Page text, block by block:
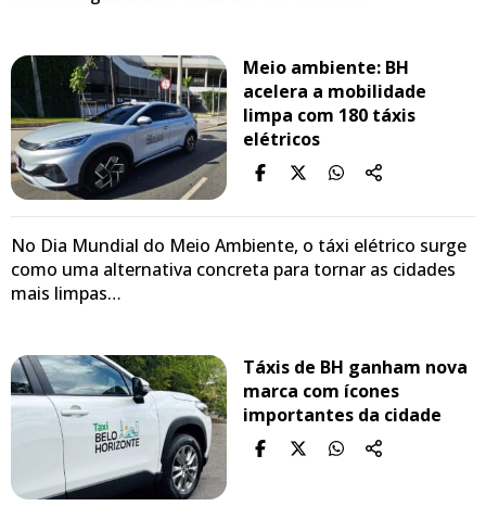
Meio ambiente: BH
acelera a mobilidade
limpa com 180 táxis
elétricos
No Dia Mundial do Meio Ambiente, o táxi elétrico surge
como uma alternativa concreta para tornar as cidades
mais limpas…
Táxis de BH ganham nova
marca com ícones
importantes da cidade